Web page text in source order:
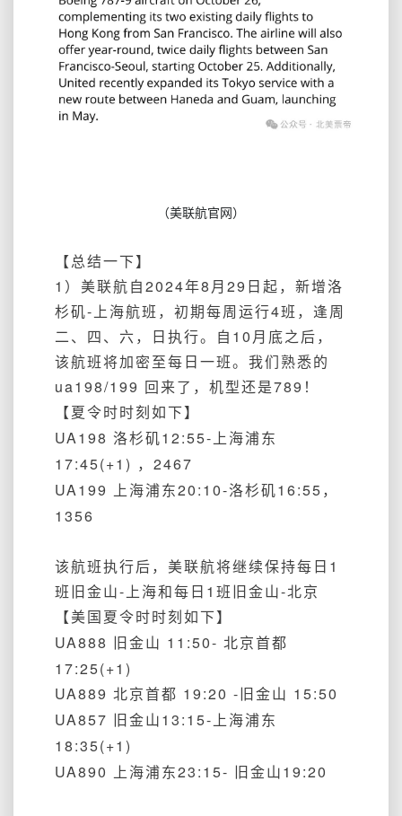
（美联航官网）
【总结一下】
1）美联航自2024年8月29日起，新增洛
杉矶-上海航班，初期每周运行4班，逢周
二、四、六，日执行。自10月底之后，
该航班将加密至每日一班。我们熟悉的
ua198/199 回来了，机型还是789！
【夏令时时刻如下】
UA198 洛杉矶12:55-上海浦东
17:45(+1) ，2467
UA199 上海浦东20:10-洛杉矶16:55，
1356
该航班执行后，美联航将继续保持每日1
班旧金山-上海和每日1班旧金山-北京
【美国夏令时时刻如下】
UA888 旧金山 11:50- 北京首都
17:25(+1)
UA889 北京首都 19:20 -旧金山 15:50
UA857 旧金山13:15-上海浦东
18:35(+1)
UA890 上海浦东23:15- 旧金山19:20